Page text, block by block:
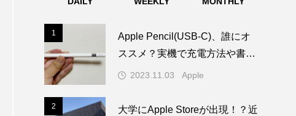
1
Apple Pencil(USB-C)、誰にオ
ススメ？実機で充電方法や書き
心地を試してみた！
2023.11.03 Apple
2
大学にApple Storeが出現！？近